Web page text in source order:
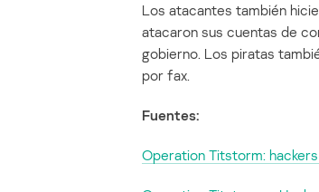
Los atacantes también
atacaron sus cuentas de
gobierno. Los piratas
por fax.
Fuentes:
Operation Titstorm: